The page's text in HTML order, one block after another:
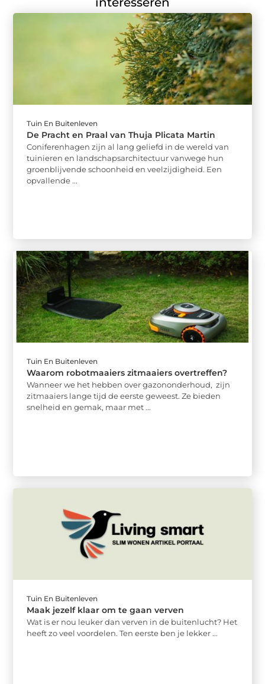
Tuin En Buitenleven
De Pracht en Praal van Thuja Plicata Martin
Coniferenhagen zijn al lang geliefd in de wereld van
tuinieren en landschapsarchitectuur vanwege hun
groenblijvende schoonheid en veelzijdigheid. Een
opvallende ...
Tuin En Buitenleven
Waarom robotmaaiers zitmaaiers overtreffen?
Wanneer we het hebben over gazononderhoud, zijn
zitmaaiers lange tijd de eerste geweest. Ze bieden
snelheid en gemak, maar met ...
Tuin En Buitenleven
Maak jezelf klaar om te gaan verven
Wat is er nou leuker dan verven in de buitenlucht? Het
heeft zo veel voordelen. Ten eerste ben je lekker ...